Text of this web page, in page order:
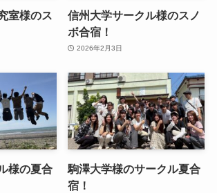
室様のス
信州大学サークル様のスノ
ボ合宿！
2026年2月3日
様の夏合
駒澤大学様のサークル夏合
宿！